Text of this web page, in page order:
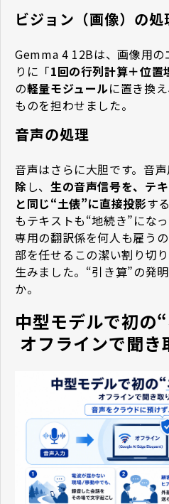
ビジョン（画像）の処
Gemma 4 12Bは、画像用の
りに「1回の行列計算＋位置
の軽量モジュールに置き換
ものを担わせました。
音声の処理
音声はさらに大胆です。音
除し、 生の音声信号を、テ
と同じ“土俵”に直接投影す
もテキストも“地続き”になっ
専用の翻訳係を何人も雇う
部を任せる――この潔い割り切
生みました。“引き算”の発
か。
中型モデルで初の
―― オフラインで聞